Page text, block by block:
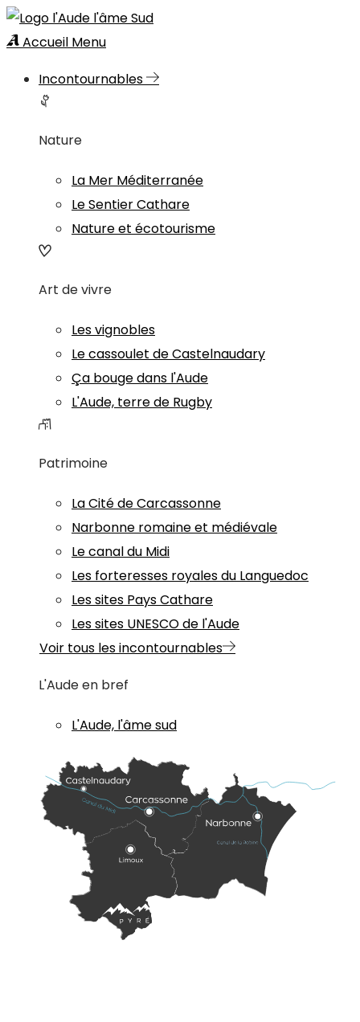
Accueil Menu
Incontournables
Nature
La Mer Méditerranée
Le Sentier Cathare
Nature et écotourisme
Art de vivre
Les vignobles
Le cassoulet de Castelnaudary
Ça bouge dans l'Aude
L'Aude, terre de Rugby
Patrimoine
La Cité de Carcassonne
Narbonne romaine et médiévale
Le canal du Midi
Les forteresses royales du Languedoc
Les sites Pays Cathare
Les sites UNESCO de l'Aude
Voir tous les incontournables
L'Aude en bref
L'Aude, l'âme sud